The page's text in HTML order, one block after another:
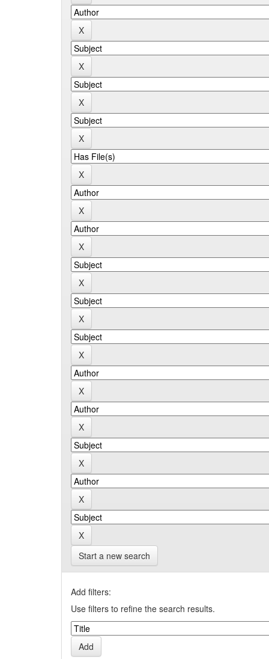
Start a new search
Add filters:
Use filters to refine the search results.